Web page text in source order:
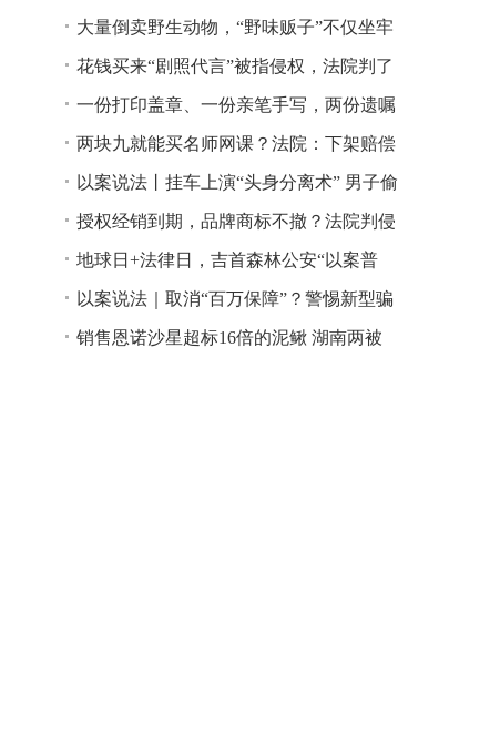
权！
大量倒卖野生动物，“野味贩子”不仅坐牢
还得赔钱
花钱买来“剧照代言”被指侵权，法院判了
一份打印盖章、一份亲笔手写，两份遗嘱
谁说了算？
两块九就能买名师网课？法院：下架赔偿
以案说法丨挂车上演“头身分离术” 男子偷
逃高速通行费获刑
授权经销到期，品牌商标不撤？法院判侵
权！
地球日+法律日，吉首森林公安“以案普
法”
以案说法｜取消“百万保障”？警惕新型骗
局！
销售恩诺沙星超标16倍的泥鳅 湖南两被